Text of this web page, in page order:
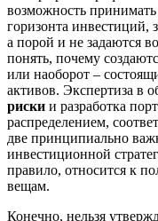
возможность
горизонта инвестиций,
а порой и не задаются
понять, почему
или наоборот –
активов. Экспертиза в
риски и разработка
распределением,
две принципиально
инвестиционной
правило, относится к
вещам.
Конечно, нельзя